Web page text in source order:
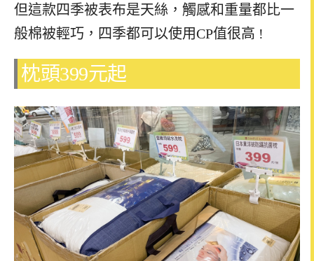
但這款四季被表布是天絲，觸感和重量都比一
般棉被輕巧，四季都可以使用CP值很高 !
枕頭399元起